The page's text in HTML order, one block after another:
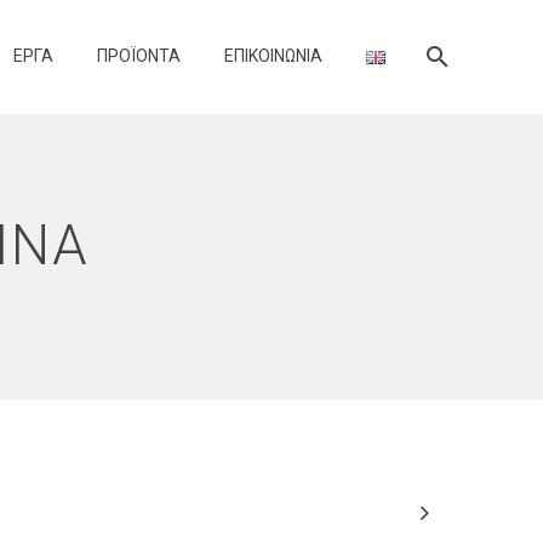
ΈΡΓΑ ΠΡΟΪΌΝΤΑ ΕΠΙΚΟΙΝΩΝΊΑ
